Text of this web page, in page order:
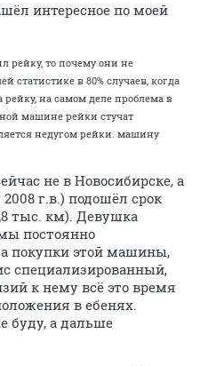
интересное по моей
рейку, то почему они не
статистике в 80% случаев, когда
на самом деле проблема в
машине рейки стучат
недугом рейки. машину
не в Новосибирске, а
г.в.) подошёл срок
тыс. км). Девушка
постоянно
покупки этой машины,
специализированный,
к нему всё это время
в ебенях.
буду, а дальше